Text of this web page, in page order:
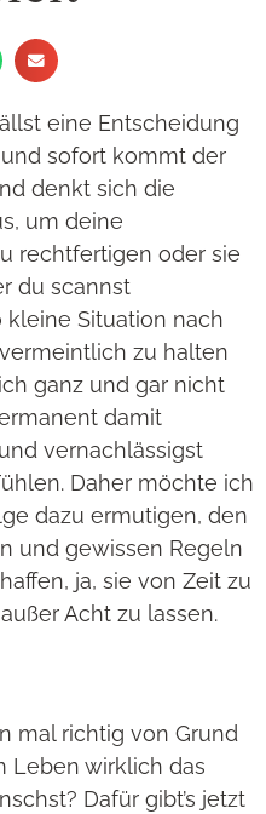
eine Entscheidung
sofort kommt der
denkt sich die
um deine
rechtfertigen oder sie
du scannst
Situation nach
zu halten
ganz und gar nicht
damit
vernachlässigst
Daher möchte ich
dazu ermutigen, den
und gewissen Regeln
ja, sie von Zeit zu
Acht zu lassen.
mal richtig von Grund
Leben wirklich das
Dafür gibt’s jetzt